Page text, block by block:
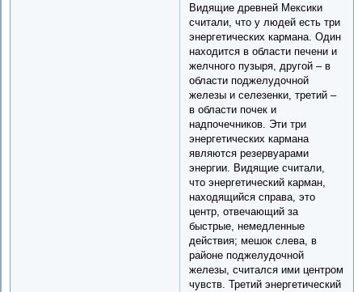
Видящие древней Мексики
считали, что у людей есть три
энергетических кармана. Один
находится в области печени и
желчного пузыря, другой – в
области поджелудочной
железы и селезенки, третий –
в области почек и
надпочечников. Эти три
энергетических кармана
являются резервуарами
энергии. Видящие считали,
что энергетический карман,
находящийся справа, это
центр, отвечающий за
быстрые, немедленные
действия; мешок слева, в
районе поджелудочной
железы, считался ими центром
чувств. Третий энергетический